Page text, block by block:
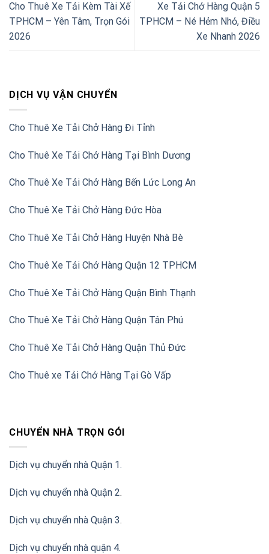
DỊCH VỤ VẬN CHUYỂN
Cho Thuê Xe Tải Chở Hàng Đi Tỉnh
Cho Thuê Xe Tải Chở Hàng Tại Bình Dương
Cho Thuê Xe Tải Chở Hàng Bến Lức Long An
Cho Thuê Xe Tải Chở Hàng Đức Hòa
Cho Thuê Xe Tải Chở Hàng Huyện Nhà Bè
Cho Thuê Xe Tải Chở Hàng Quận 12 TPHCM
Cho Thuê Xe Tải Chở Hàng Quận Bình Thạnh
Cho Thuê Xe Tải Chở Hàng Quận Tân Phú
Cho Thuê Xe Tải Chở Hàng Quận Thủ Đức
Cho Thuê xe Tải Chở Hàng Tại Gò Vấp
CHUYỂN NHÀ TRỌN GÓI
Dịch vụ chuyển nhà Quận 1.
Dịch vụ chuyển nhà Quận 2.
Dịch vụ chuyển nhà Quận 3.
Dịch vụ chuyển nhà quận 4.
Cho Thuê Xe Tải Kèm Tài Xế
TPHCM – Yên Tâm, Trọn Gói
2026
Xe Tải Chở Hàng Quận 5
TPHCM – Né Hẻm Nhỏ, Điều
Xe Nhanh 2026